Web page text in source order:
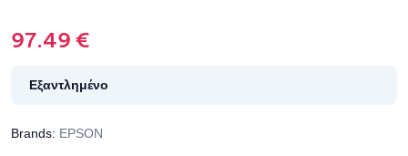
97.49 €
Εξαντλημένο
Brands: EPSON